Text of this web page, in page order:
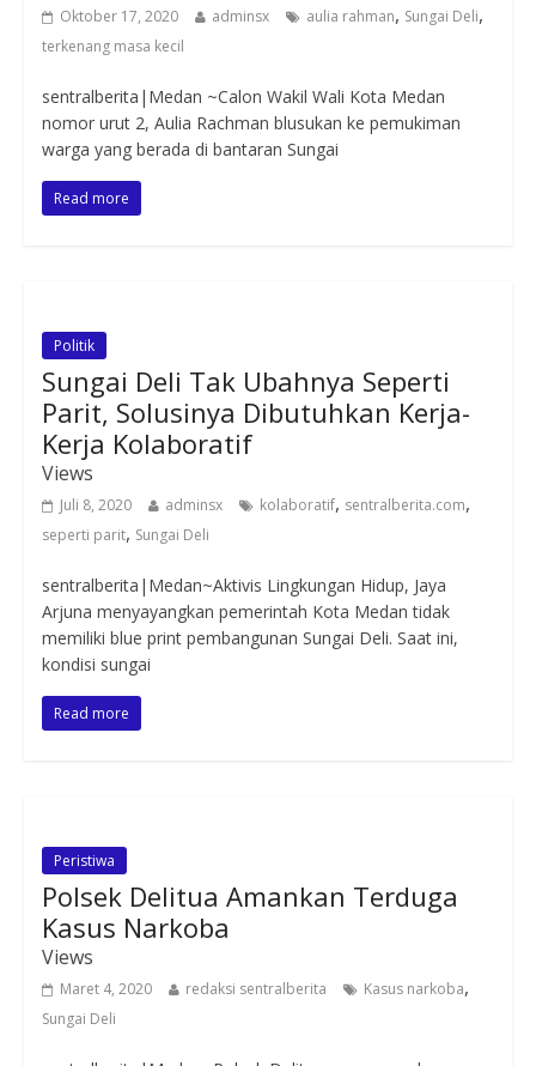
Oktober 17, 2020 adminsx aulia rahman, Sungai Deli,
terkenang masa kecil
sentralberita|Medan ~Calon Wakil Wali Kota Medan
nomor urut 2, Aulia Rachman blusukan ke pemukiman
warga yang berada di bantaran Sungai
Read more
Politik
Sungai Deli Tak Ubahnya Seperti
Parit, Solusinya Dibutuhkan Kerja-
Kerja Kolaboratif
Views
Juli 8, 2020 adminsx kolaboratif, sentralberita.com,
seperti parit, Sungai Deli
sentralberita|Medan~Aktivis Lingkungan Hidup, Jaya
Arjuna menyayangkan pemerintah Kota Medan tidak
memiliki blue print pembangunan Sungai Deli. Saat ini,
kondisi sungai
Read more
Peristiwa
Polsek Delitua Amankan Terduga
Kasus Narkoba
Views
Maret 4, 2020 redaksi sentralberita Kasus narkoba,
Sungai Deli